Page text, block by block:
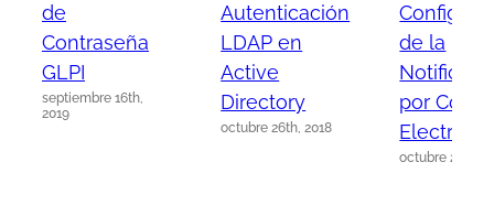
de
Contraseña
GLPI
septiembre 16th,
2019
Autenticación
LDAP en
Active
Directory
octubre 26th, 2018
de la
por
octubre 25th,